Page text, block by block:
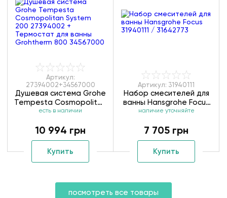
Артикул:
27394002+34567000
Душевая система Grohe
Tempesta Cosmopolitan
System 200 27394002 +
Grohtherm 800
34567000
есть в наличии
10 994 грн
Купить
Артикул: 31940111
Набор смесителей для
ванны Hansgrohe Focus
31940111 / 31642773
наличие уточняйте
7 705 грн
Купить
посмотреть все товары